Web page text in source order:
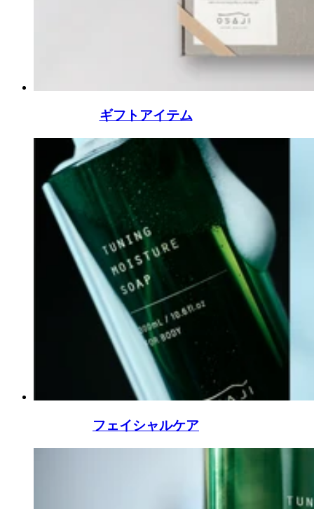
ギフトアイテム
フェイシャルケア